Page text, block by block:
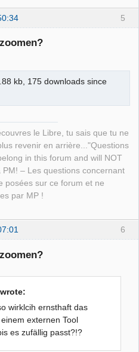
5
kb, 175 downloads since
le Libre, tu sais que tu ne
revenir en arrière..."Questions
in this forum and will NOT
PM! – Les questions concernant
posées sur ce forum et ne
par MP !
6
wirklcih ernsthaft das
externen Tool
es zufällig passt?!?